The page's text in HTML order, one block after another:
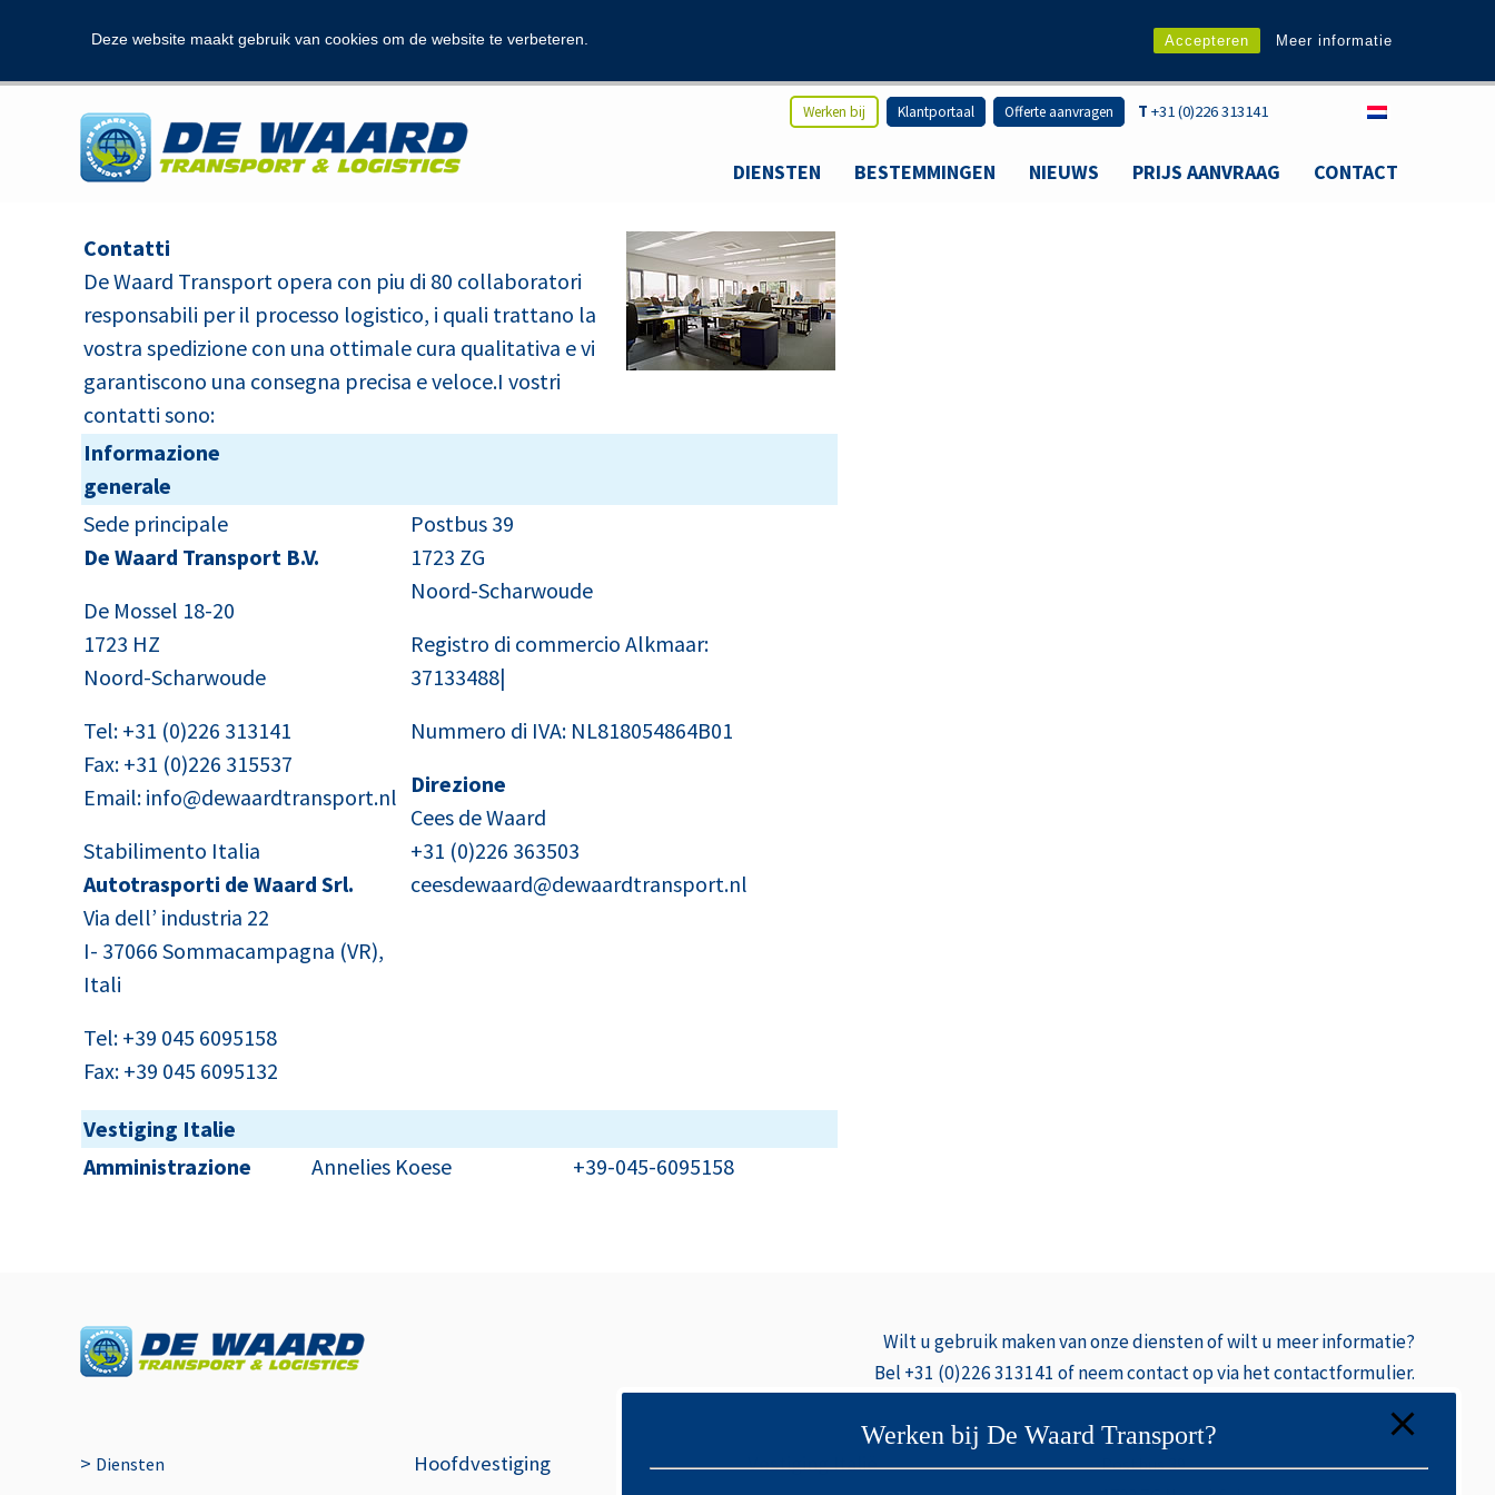
Deze website maakt gebruik van cookies om de website te verbeteren. Accepteren Meer informatie
Werken bij Klantportaal Offerte aanvragen T +31 (0)226 313141
DIENSTEN BESTEMMINGEN NIEUWS PRIJS AANVRAAG CONTACT
Contatti
De Waard Transport opera con piu di 80 collaboratori
responsabili per il processo logistico, i quali trattano la
vostra spedizione con una ottimale cura qualitativa e vi
garantiscono una consegna precisa e veloce.I vostri
contatti sono:
Informazione
generale
Sede principale
De Waard Transport B.V.
De Mossel 18-20
1723 HZ
Noord-Scharwoude
Tel: +31 (0)226 313141
Fax: +31 (0)226 315537
Email: info@dewaardtransport.nl
Stabilimento Italia
Autotrasporti de Waard Srl.
Via dell’ industria 22
I- 37066 Sommacampagna (VR),
Itali
Tel: +39 045 6095158
Fax: +39 045 6095132
Postbus 39
1723 ZG
Noord-Scharwoude
Registro di commercio Alkmaar:
37133488|
Nummero di IVA: NL818054864B01
Direzione
Cees de Waard
+31 (0)226 363503
ceesdewaard@dewaardtransport.nl
Vestiging Italie
Amministrazione
Annelies Koese +39-045-6095158
Wilt u gebruikmaken van onze diensten of wilt u meer informatie?
Bel +31 (0)226 313141 of neem contact op via het contactformulier.
> Diensten Hoofdvestiging Vestiging Italië
Postbus 39
Werken bij De Waard Transport?